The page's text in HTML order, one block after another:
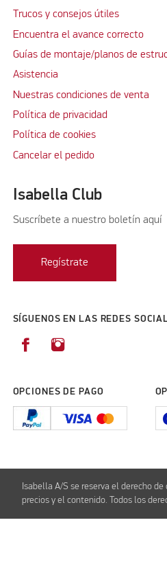
Trucos y consejos útiles
Encuentra el avance correcto
Guías de montaje/planos de
Asistencia
Nuestras condiciones de venta
Política de privacidad
Política de cookies
Cancelar el pedido
Isabella Club
Suscríbete a nuestro boletín aquí
Regístrate
SÍGUENOS EN LAS REDES
OPCIONES DE PAGO
Isabella A/S se reserva el derecho
precios y el contenido. Todos los